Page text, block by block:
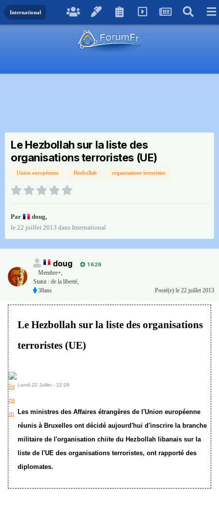
International
Le Hezbollah sur la liste des
organisations terroristes (UE)
Union européenne Hezbollah organisations terroristes
Par doug,
le 22 juillet 2013 dans International
doug
1 626
Membre+,
Statut : de la liberté,
38ans
Posté(e) le 22 juillet 2013
Le Hezbollah sur la liste des organisations
terroristes (UE)
Lundi 22 Juillet - 12:29
Les ministres des Affaires étrangères de l'Union européenne
réunis à Bruxelles ont décidé aujourd'hui d'inscrire la branche
militaire de l'organisation chiite du Hezbollah libanais sur la
liste de l'UE des organisations terroristes, ont rapporté des
diplomates.